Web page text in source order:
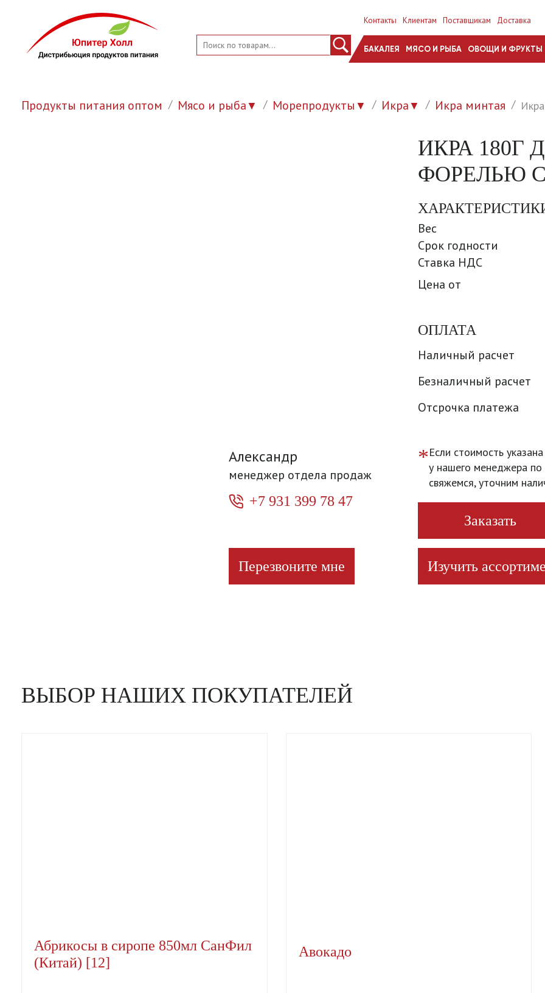
Контакты Клиентам Поставщикам Доставка
БАКАЛЕЯ МЯСО И РЫБА ОВОЩИ И ФРУКТЫ
Продукты питания оптом Мясо и рыба▼ Морепродукты ▼ Икра▼ Икра минтая
Александр
менеджер отдела продаж
+7 931 399 78 47
Перезвоните мне
ИКРА 180Г
ФОРЕЛЬЮ
Вес
Срок годности
Ставка НДС
Цена от
ОПЛАТА
Наличный расчет
Безналичный расчет
Отсрочка платежа
*Если стоимость
у нашего менеджера по
свяжемся, уточним
Заказать
Изучить
ВЫБОР НАШИХ ПОКУПАТЕЛЕЙ
Абрикосы в сиропе 850мл СанФил
(Китай) [12]
Авокадо